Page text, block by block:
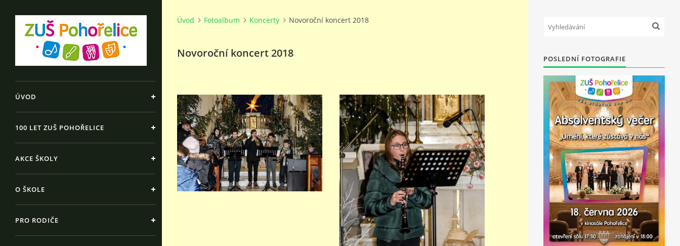
ÚVOD
100 LET ZUŠ POHOŘELICE
AKCE ŠKOLY
O ŠKOLE
PRO RODIČE
Úvod Fotoalbum Koncerty Novoroční koncert 2018
Novoroční koncert 2018 POSLEDNÍ FOTOGRAFIE